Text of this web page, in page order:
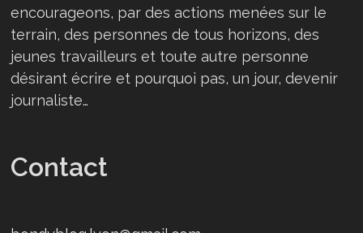
encourageons, par des actions menées sur le
terrain, des personnes de tous horizons, des
jeunes travailleurs et toute autre personne
désirant écrire et pourquoi pas, un jour, devenir
journaliste…
Contact